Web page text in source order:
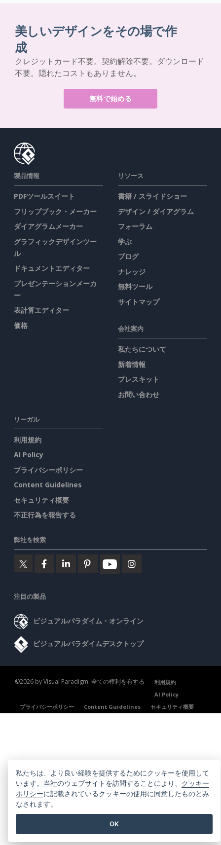
美しいデザインをその場で作
成
クレジットカード不要。契約解除不要。ダウンロード
不要。隠れたコストもありません。
無料で始める
製品情報
PDFツールスイート
フリップブック・メーカー
ダイアグラムメーカー
グラフィックデザインツー
ル
ドキュメントエディター
プレゼンテーションメーカ
ー
表計算エディター
価格
リソース
書籍 / スライドショー
デザイン / ダイアグラム
フォーラム
学ぶ
ブログ
ナレッジ
無料ツール
サイトマップ
会社案内
私たちについて
新着情報
プレスキット
お問い合わせ
リーガル
利用規約
AI Policy
プライバシーポリシー
Content Guidelines
セキュリティ概要
不正行為を報告する
弊社を検索
注目の製品
ビジュアルパラダイム・オンライン
ビジュアルパラダイムデスクトップ
©2026 by Visual Paradigm. 全ての権利を有する
利用規約
AI Policy
プライバシーポリシー
Content Guidelines セキュリティ概要
私たちは、より良い経験を提供するためにクッキーを使用して
います。当社のウェブサイトを訪問することにより、 クッキー
ポリシーに記載されているクッキーの使用に同意したものとみ
なされます。
OK